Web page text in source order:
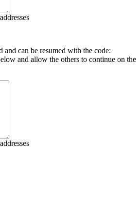
and can be resumed with the code:
and allow the others to continue on the